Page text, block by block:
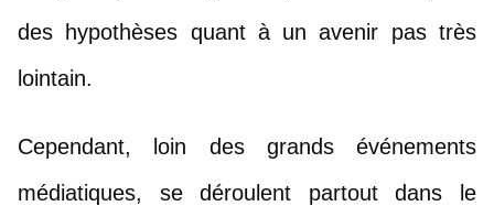
des hypothèses quant à un avenir pas très
lointain.
Cependant, loin des grands événements
médiatiques, se déroulent partout dans le